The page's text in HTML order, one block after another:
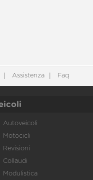
Assistenza Faq
Autoveicoli
Motocicli
Revisioni
Collaudi
Modulistica